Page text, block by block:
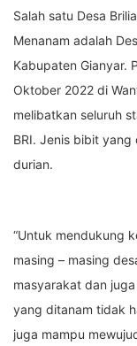
Salah satu Desa
Menanam adalah
Kabupaten Gianyar.
Oktober 2022 di
melibatkan seluruh
BRI. Jenis bibit
durian.
“Untuk mendukung
masing – masing
masyarakat dan
yang ditanam tidak
juga mampu